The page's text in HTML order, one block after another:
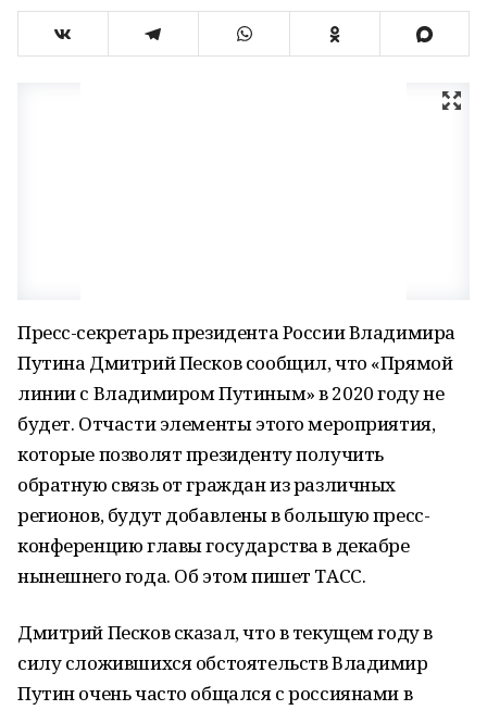
Пресс-секретарь президента России Владимира
Путина Дмитрий Песков сообщил, что «Прямой
линии с Владимиром Путиным» в 2020 году не
будет. Отчасти элементы этого мероприятия,
которые позволят президенту получить
обратную связь от граждан из различных
регионов, будут добавлены в большую пресс-
конференцию главы государства в декабре
нынешнего года. Об этом пишет ТАСС.
Дмитрий Песков сказал, что в текущем году в
силу сложившихся обстоятельств Владимир
Путин очень часто общался с россиянами в